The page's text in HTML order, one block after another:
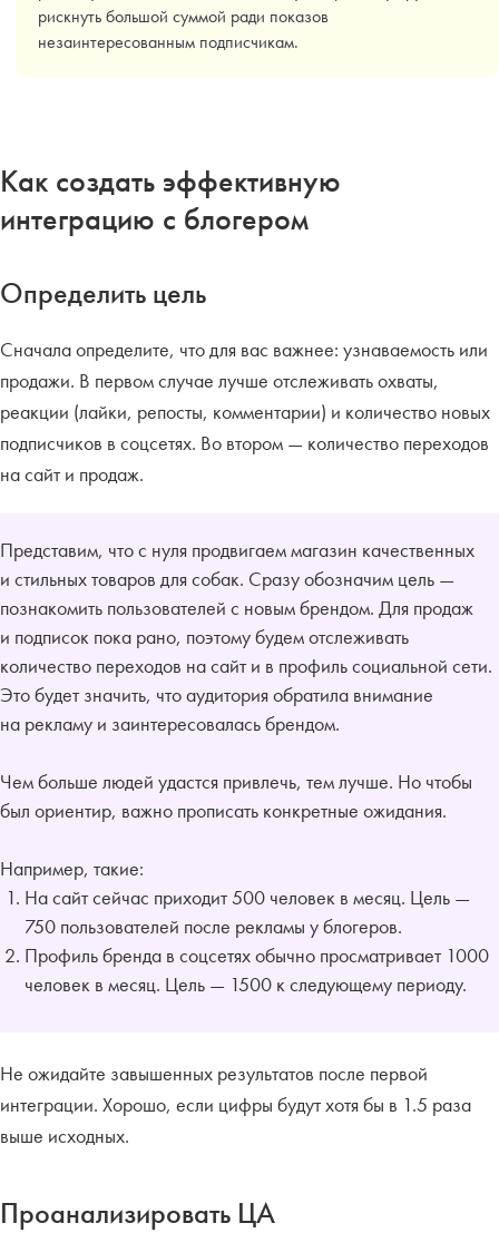
рискнуть большой суммой ради показов
незаинтересованным подписчикам.
Как создать эффективную
интеграцию с блогером
Определить цель
Сначала определите, что для вас важнее: узнаваемость или
продажи. В первом случае лучше отслеживать охваты,
реакции (лайки, репосты, комментарии) и количество новых
подписчиков в соцсетях. Во втором — количество переходов
на сайт и продаж.
Представим, что с нуля продвигаем магазин качественных
и стильных товаров для собак. Сразу обозначим цель —
познакомить пользователей с новым брендом. Для продаж
и подписок пока рано, поэтому будем отслеживать
количество переходов на сайт и в профиль социальной сети.
Это будет значить, что аудитория обратила внимание
на рекламу и заинтересовалась брендом.
Чем больше людей удастся привлечь, тем лучше. Но чтобы
был ориентир, важно прописать конкретные ожидания.
Например, такие:
На сайт сейчас приходит 500 человек в месяц. Цель —
750 пользователей после рекламы у блогеров.
Профиль бренда в соцсетях обычно просматривает 1000
человек в месяц. Цель — 1500 к следующему периоду.
Не ожидайте завышенных результатов после первой
интеграции. Хорошо, если цифры будут хотя бы в 1.5 раза
выше исходных.
Проанализировать ЦА